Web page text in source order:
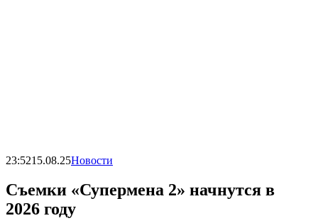
23:5215.08.25Новости
Съемки «Супермена 2» начнутся в
2026 году